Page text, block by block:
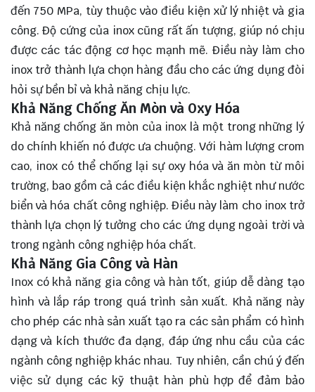
đến 750 MPa, tùy thuộc vào điều kiện xử lý nhiệt và gia
công. Độ cứng của inox cũng rất ấn tượng, giúp nó chịu
được các tác động cơ học mạnh mẽ. Điều này làm cho
inox trở thành lựa chọn hàng đầu cho các ứng dụng đòi
hỏi sự bền bỉ và khả năng chịu lực.
Khả Năng Chống Ăn Mòn và Oxy Hóa
Khả năng chống ăn mòn của inox là một trong những lý
do chính khiến nó được ưa chuộng. Với hàm lượng crom
cao, inox có thể chống lại sự oxy hóa và ăn mòn từ môi
trường, bao gồm cả các điều kiện khắc nghiệt như nước
biển và hóa chất công nghiệp. Điều này làm cho inox trở
thành lựa chọn lý tưởng cho các ứng dụng ngoài trời và
trong ngành công nghiệp hóa chất.
Khả Năng Gia Công và Hàn
Inox có khả năng gia công và hàn tốt, giúp dễ dàng tạo
hình và lắp ráp trong quá trình sản xuất. Khả năng này
cho phép các nhà sản xuất tạo ra các sản phẩm có hình
dạng và kích thước đa dạng, đáp ứng nhu cầu của các
ngành công nghiệp khác nhau. Tuy nhiên, cần chú ý đến
việc sử dụng các kỹ thuật hàn phù hợp để đảm bảo